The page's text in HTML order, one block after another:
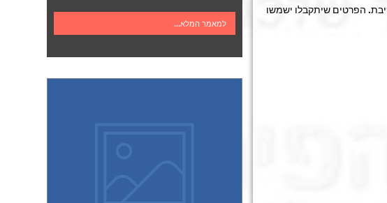
למאמר המלא...
הפרטים שיתקבלו ישמשו